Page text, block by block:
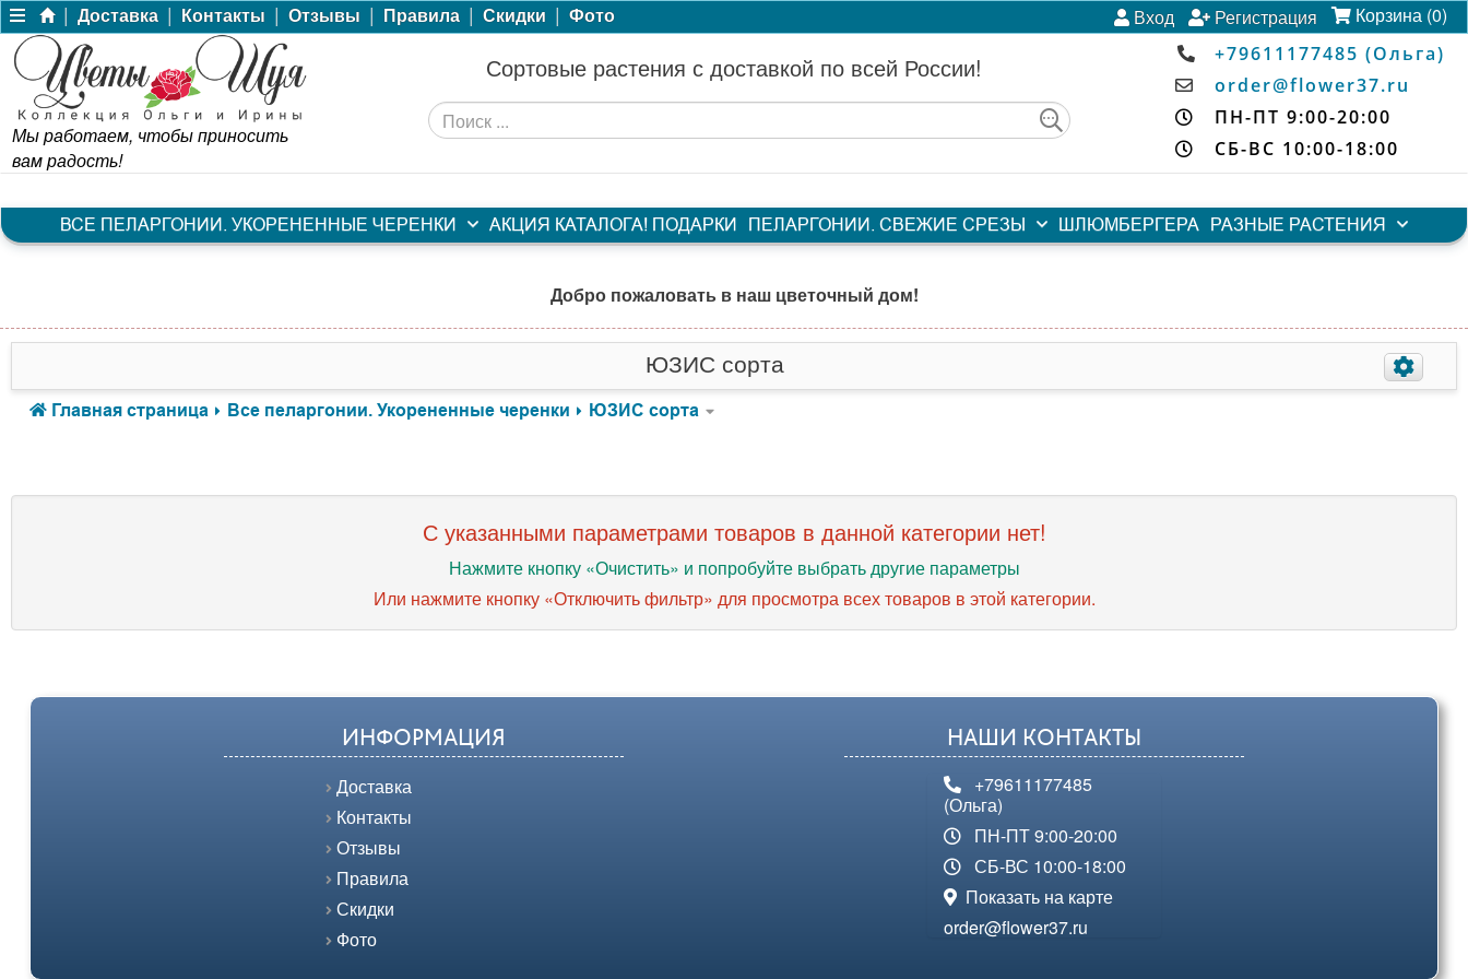
| Доставка | Контакты | Отзывы | Правила | Скидки | Фото Вход Регистрация Корзина (0)
Мы работаем, чтобы приносить
вам радость!
Сортовые растения с доставкой по всей России!
+79611177485 (Ольга)
order@flower37.ru
ПН-ПТ 9:00-20:00
СБ-ВС 10:00-18:00
ВСЕ ПЕЛАРГОНИИ. УКОРЕНЕННЫЕ ЧЕРЕНКИ АКЦИЯ КАТАЛОГА! ПОДАРКИ ПЕЛАРГОНИИ. СВЕЖИЕ СРЕЗЫ ШЛЮМБЕРГЕРА РАЗНЫЕ РАСТЕНИЯ
Добро пожаловать в наш цветочный дом!
ЮЗИС сорта
Главная страница Все пеларгонии. Укорененные черенки ЮЗИС сорта
С указанными параметрами товаров в данной категории нет!
Нажмите кнопку «Очистить» и попробуйте выбрать другие параметры
Или нажмите кнопку «Отключить фильтр» для просмотра всех товаров в этой категории.
ИНФОРМАЦИЯ
Доставка
Контакты
Отзывы
Правила
Скидки
Фото
НАШИ КОНТАКТЫ
+79611177485
(Ольга)
ПН-ПТ 9:00-20:00
СБ-ВС 10:00-18:00
Показать на карте
order@flower37.ru